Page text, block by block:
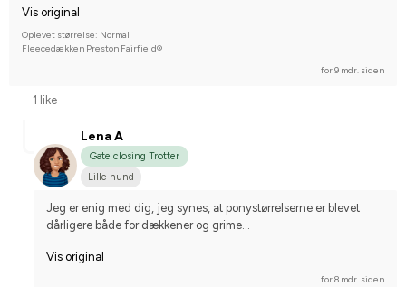
Vis original
Oplevet størrelse: Normal
Fleecedækken Preston Fairfield®
for 9 mdr. siden
1 like
Lena A
Gate closing Trotter
Lille hund
Jeg er enig med dig, jeg synes, at ponystørrelserne er blevet
dårligere både for dækkener og grime...
Vis original
for 8 mdr. siden